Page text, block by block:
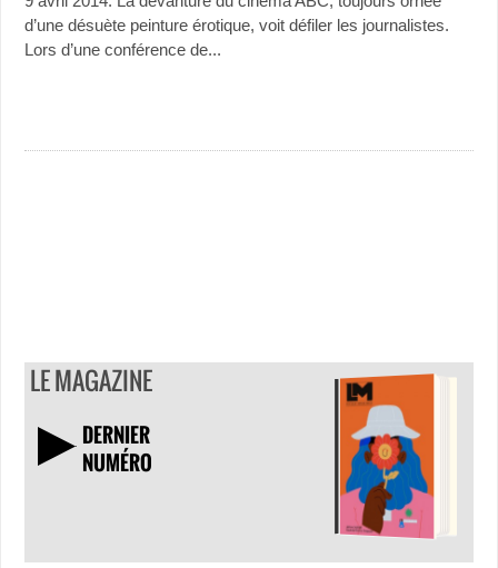
d’une désuète peinture érotique, voit défiler les journalistes.
Lors d’une conférence de...
LE MAGAZINE
DERNIER
NUMÉRO
TÉLÉCHARGER